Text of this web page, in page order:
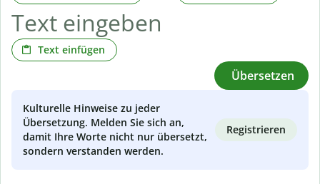
Text einfügen
Übersetzen
Kulturelle Hinweise zu jeder
Übersetzung. Melden Sie sich an,
damit Ihre Worte nicht nur übersetzt,
sondern verstanden werden.
Registrieren